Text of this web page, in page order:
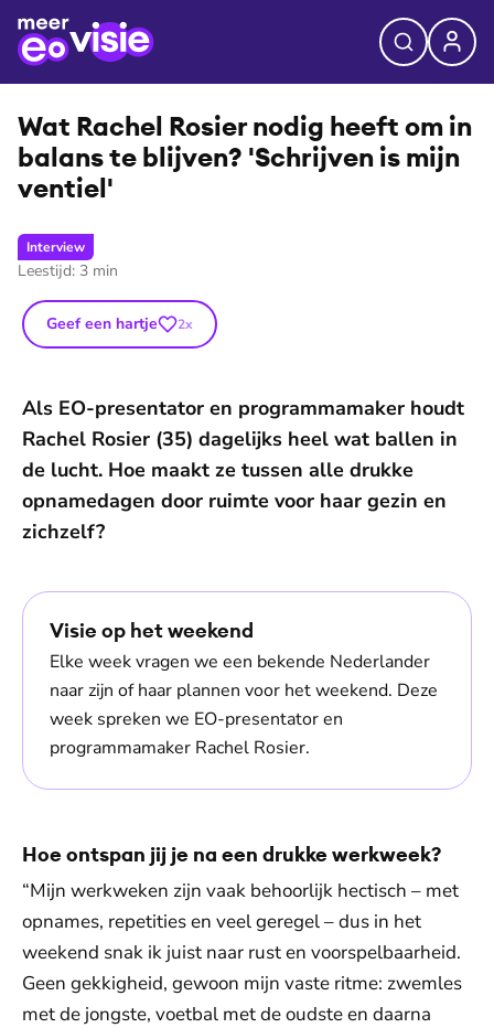
Wat Rachel Rosier nodig heeft om in
balans te blijven? 'Schrijven is mijn
ventiel'
Interview
Leestijd: 3 min
Geef een hartje 2x
Als EO-presentator en programmamaker houdt
Rachel Rosier (35) dagelijks heel wat ballen in
de lucht. Hoe maakt ze tussen alle drukke
opnamedagen door ruimte voor haar gezin en
zichzelf?
Visie op het weekend
Elke week vragen we een bekende Nederlander
naar zijn of haar plannen voor het weekend. Deze
week spreken we EO-presentator en
programmamaker Rachel Rosier.
Hoe ontspan jij je na een drukke werkweek?
“Mijn werkweken zijn vaak behoorlijk hectisch – met
opnames, repetities en veel geregel – dus in het
weekend snak ik juist naar rust en voorspelbaarheid.
Geen gekkigheid, gewoon mijn vaste ritme: zwemles
met de jongste, voetbal met de oudste en daarna